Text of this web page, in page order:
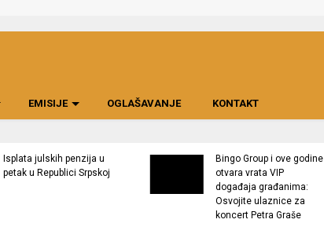
EMISIJE OGLAŠAVANJE KONTAKT
Isplata julskih penzija u
petak u Republici Srpskoj
Bingo Group i ove godine
otvara vrata VIP
događaja građanima:
Osvojite ulaznice za
koncert Petra Graše